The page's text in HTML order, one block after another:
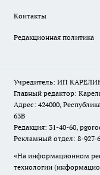
Контакты
Редакционная политика
Учредитель: ИП
Главный редактор:
Адрес: 424000,
63В
Редакция: 31-40-60,
Рекламный отдел: 8-927-
«На информационном
технологии